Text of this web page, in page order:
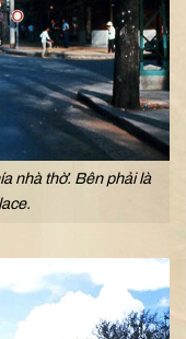
nhà thờ. Bên phải là